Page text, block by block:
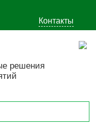
Контакты
решения